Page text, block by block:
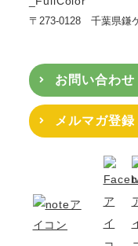
〒273-0128 千葉県鎌
お問い合わせ
メルマガ登録